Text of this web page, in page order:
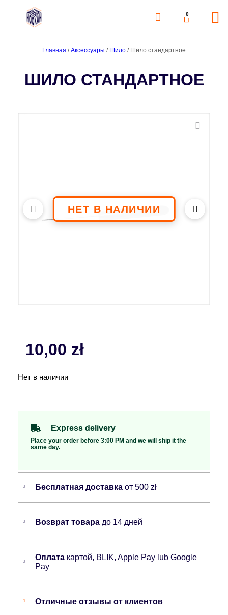
0
Главная /Аксессуары / Шило / Шило стандартное
ШИЛО СТАНДАРТНОЕ
10,00 zł
Нет в наличии
Express delivery
Place your order before 3:00 PM and we will ship it the
same day.
Бесплатная доставка от 500 zł
Возврат товара до 14 дней
Оплата картой, BLIK, Apple Pay lub Google
Pay
Отличные отзывы от клиентов